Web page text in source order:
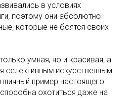
в условиях
поэтому они абсолютно
которые не боятся своих
умная, но и красивая, а
селективным искусственным
пример настоящего
охотиться даже на